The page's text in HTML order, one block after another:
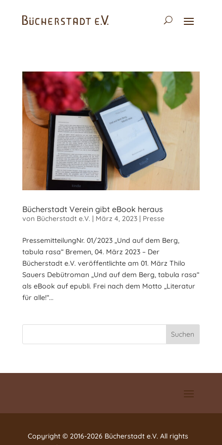
Bücherstadt Verein gibt eBook heraus
von Bücherstadt e.V. | März 4, 2023| Presse
PressemitteilungNr. 01/2023 „Und auf dem Berg,
tabula rasa“ Bremen, 04. März 2023 – Der
Bücherstadt e.V. veröffentlichte am 01. März Thilo
Sauers Debütroman „Und auf dem Berg, tabula rasa“
als eBook auf epubli. Frei nach dem Motto „Literatur
für alle!“...
Suchen
Copyright © 2016-2026 Bücherstadt e.V. All rights